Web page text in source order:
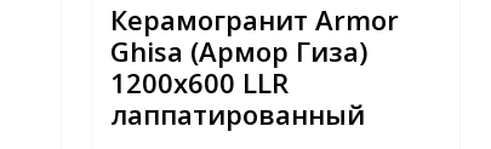
Керамогранит Armor
Ghisa (Армор Гиза)
1200х600 LLR
лаппатированный